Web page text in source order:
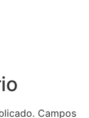
Campos